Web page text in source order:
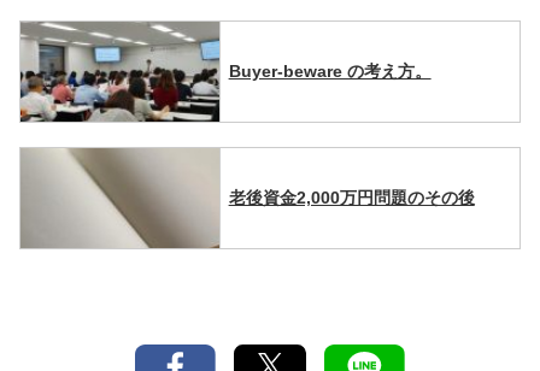
Buyer-beware の考え方。
老後資金2,000万円問題のその後